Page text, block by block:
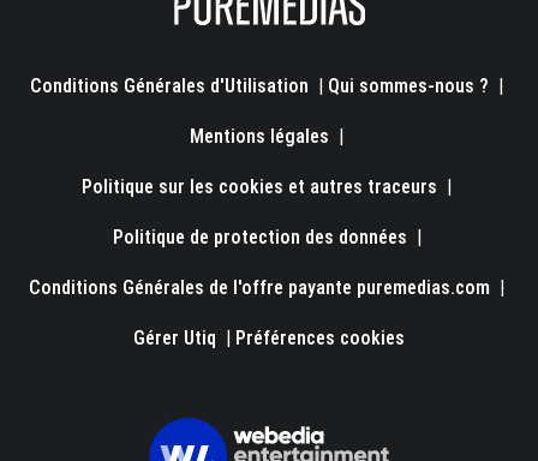
Conditions Générales d'Utilisation | Qui sommes-nous ? |
Mentions légales |
Politique sur les cookies et autres traceurs |
Politique de protection des données |
Conditions Générales de l'offre payante puremedias.com |
Gérer Utiq | Préférences cookies